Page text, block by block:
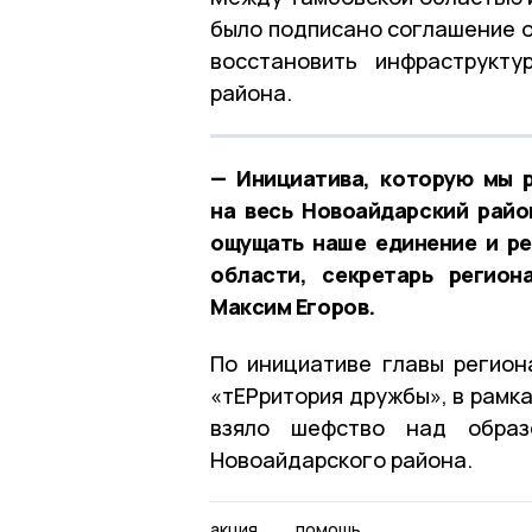
было подписано соглашение
восстановить
района.
— Инициатива, которую мы
на весь Новоайдарский
ощущать наше единение и
области, секретарь
Максим Егоров.
По инициативе главы
«тЕРритория дружбы», в
взяло шефство над
Новоайдарского района.